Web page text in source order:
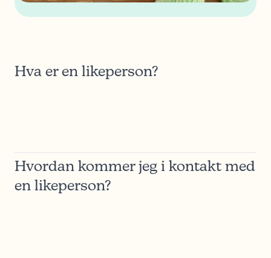
Hva er en likeperson?
Hvordan kommer jeg i kontakt med
en likeperson?